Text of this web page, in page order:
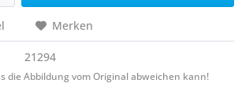
Merken
21294
die Abbildung vom Original abweichen kann!